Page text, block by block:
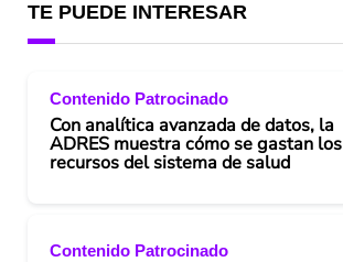
TE PUEDE INTERESAR
Contenido Patrocinado
Con analítica avanzada de datos, la
ADRES muestra cómo se gastan los
recursos del sistema de salud
Contenido Patrocinado